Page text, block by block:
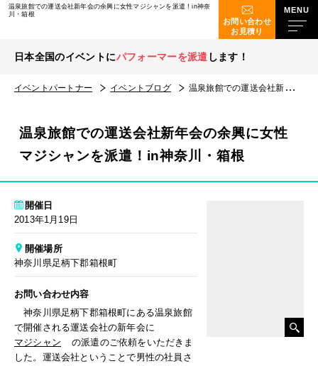
温泉旅館での運送会社新年会の余興に女性マジシャンを派遣！in神奈
川・箱根
お問い合わせ
お見積り
日本全国のイベントにパフォーマーを派遣 します！
イベントパートナー イベントブログ 温泉旅館での運送会社新年会の余興に女性マジシャンを派遣！in神奈川・箱根
温泉旅館での運送会社新年会の余興に女性
マジシャンを派遣！in神奈川・箱根
開催日
2013年1月19日
開催場所
神奈川県足柄下郡箱根町
お問い合わせ内容
神奈川県足柄下郡箱根町にある温泉旅館
で開催される運送会社の新年会に
マジシャン
の派遣のご依頼をいただきま
した。運送会社ということで男性の社員さ